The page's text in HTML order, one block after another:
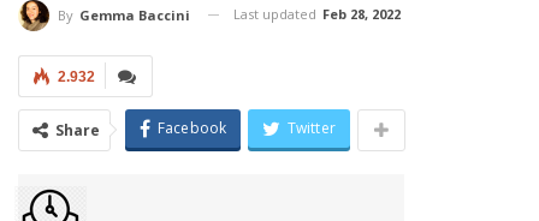
By Gemma Baccini Last updated Feb 28, 2022
2.932
Share Facebook Twitter